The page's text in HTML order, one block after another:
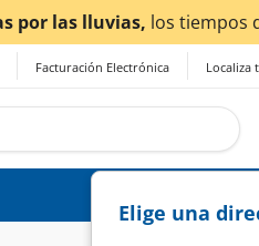
Facturación Electrónica Localiza
Elige una